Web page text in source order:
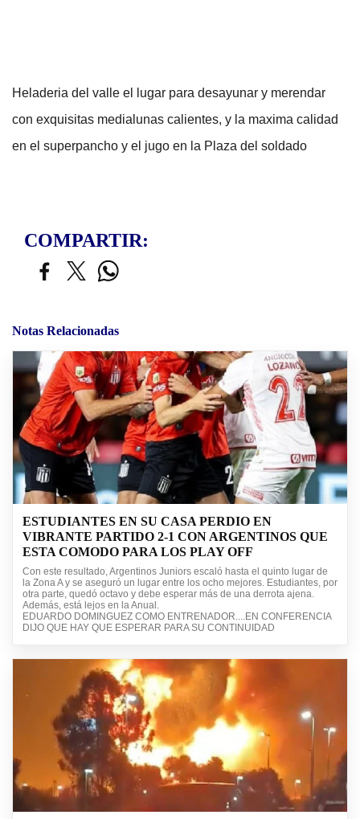
Heladeria del valle el lugar para desayunar y merendar
con exquisitas medialunas calientes, y la maxima calidad
en el superpancho y el jugo en la Plaza del soldado
COMPARTIR:
Notas Relacionadas
ESTUDIANTES EN SU CASA PERDIO EN
VIBRANTE PARTIDO 2-1 CON ARGENTINOS QUE
ESTA COMODO PARA LOS PLAY OFF
Con este resultado, Argentinos Juniors escaló hasta el quinto lugar de
la Zona A y se aseguró un lugar entre los ocho mejores. Estudiantes, por
otra parte, quedó octavo y debe esperar más de una derrota ajena.
Además, está lejos en la Anual.
EDUARDO DOMINGUEZ COMO ENTRENADOR....EN CONFERENCIA
DIJO QUE HAY QUE ESPERAR PARA SU CONTINUIDAD